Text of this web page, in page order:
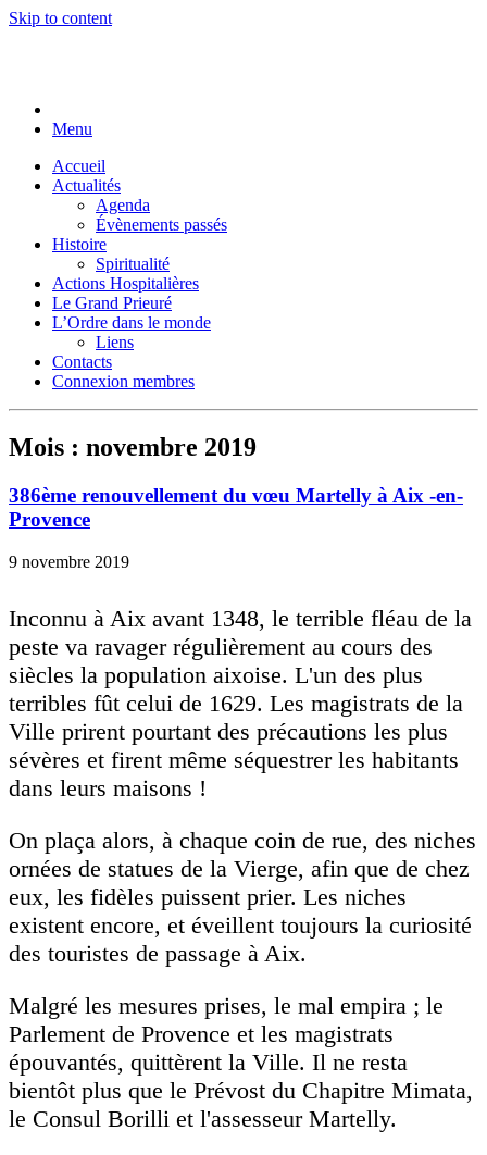
Skip to content
Menu
Accueil
Actualités
Agenda
Évènements passés
Histoire
Spiritualité
Actions Hospitalières
Le Grand Prieuré
L’Ordre dans le monde
Liens
Contacts
Connexion membres
Mois : novembre 2019
386ème renouvellement du vœu Martelly à Aix -en-
Provence
9 novembre 2019
Inconnu à Aix avant 1348, le terrible fléau de la
peste va ravager régulièrement au cours des
siècles la population aixoise. L'un des plus
terribles fût celui de 1629. Les magistrats de la
Ville prirent pourtant des précautions les plus
sévères et firent même séquestrer les habitants
dans leurs maisons !
On plaça alors, à chaque coin de rue, des niches
ornées de statues de la Vierge, afin que de chez
eux, les fidèles puissent prier. Les niches
existent encore, et éveillent toujours la curiosité
des touristes de passage à Aix.
Malgré les mesures prises, le mal empira ; le
Parlement de Provence et les magistrats
épouvantés, quittèrent la Ville. Il ne resta
bientôt plus que le Prévost du Chapitre Mimata,
le Consul Borilli et l'assesseur Martelly.